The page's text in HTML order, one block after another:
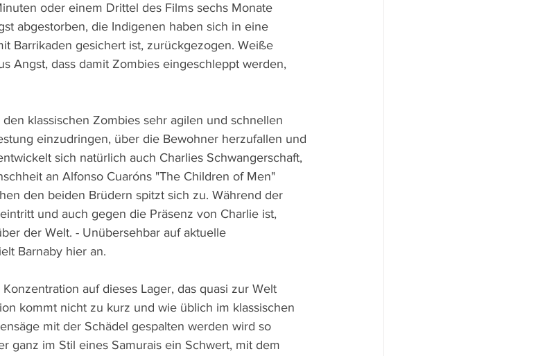
oder einem Drittel des Films sechs Monate
abgestorben, die Indigenen haben sich in eine
Barrikaden gesichert ist, zurückgezogen. Weiße
Angst, dass damit Zombies eingeschleppt werden,
klassischen Zombies sehr agilen und schnellen
einzudringen, über die Bewohner herzufallen und
sich natürlich auch Charlies Schwangerschaft,
an Alfonso Cuaróns "The Children of Men"
den beiden Brüdern spitzt sich zu. Während der
und auch gegen die Präsenz von Charlie ist,
der Welt. - Unübersehbar auf aktuelle
Barnaby hier an.
auf dieses Lager, das quasi zur Welt
kommt nicht zu kurz und wie üblich im klassischen
mit der Schädel gespalten werden wird so
ganz im Stil eines Samurais ein Schwert, mit dem